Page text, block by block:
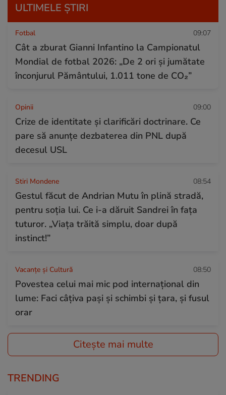
ULTIMELE ȘTIRI
Fotbal 09:07
Cât a zburat Gianni Infantino la Campionatul
Mondial de fotbal 2026: „De 2 ori și jumătate
înconjurul Pământului, 1.011 tone de CO₂”
Opinii 09:00
Crize de identitate și clarificări doctrinare. Ce
pare să anunțe dezbaterea din PNL după
decesul USL
Stiri Mondene 08:54
Gestul făcut de Andrian Mutu în plină stradă,
pentru soția lui. Ce i-a dăruit Sandrei în fața
tuturor. „Viața trăită simplu, doar după
instinct!”
Vacanțe și Cultură 08:50
Povestea celui mai mic pod internațional din
lume: Faci câțiva pași și schimbi și țara, și fusul
orar
Citește mai multe
TRENDING